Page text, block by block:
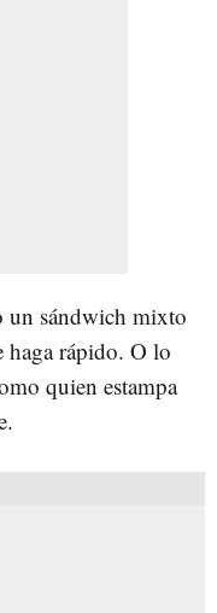
un sándwich mixto
haga rápido. O lo
quien estampa